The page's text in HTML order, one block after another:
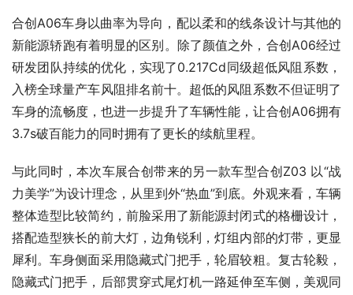
合创A06车身以曲率为导向，配以柔和的线条设计与其他的
新能源轿跑有着明显的区别。除了颜值之外，合创A06经过
研发团队持续的优化，实现了0.217Cd同级超低风阻系数，
入榜全球量产车风阻排名前十。超低的风阻系数不但证明了
车身的流畅度，也进一步提升了车辆性能，让合创A06拥有
3.7s破百能力的同时拥有了更长的续航里程。
与此同时，本次车展合创带来的另一款车型合创Z03 以“战
力美学”为设计理念，从里到外“热血”到底。外观来看，车辆
整体造型比较简约，前脸采用了新能源封闭式的格栅设计，
搭配造型狭长的前大灯，边角锐利，灯组内部的灯带，更显
犀利。车身侧面采用隐藏式门把手，轮眉较粗。复古轮毅，
隐藏式门把手，后部贯穿式尾灯机一路延伸至车侧，美观同